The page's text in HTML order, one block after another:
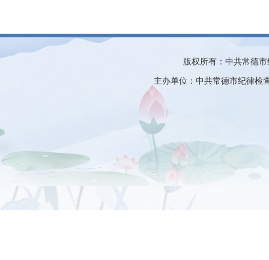
版权所有：中共常德
主办单位：中共常德市纪律检